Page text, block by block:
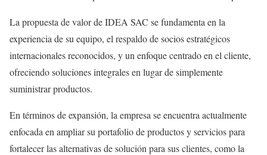
La propuesta de valor de IDEA SAC se fundamenta en la
experiencia de su equipo, el respaldo de socios estratégicos
internacionales reconocidos, y un enfoque centrado en el cliente,
ofreciendo soluciones integrales en lugar de simplemente
suministrar productos.
En términos de expansión, la empresa se encuentra actualmente
enfocada en ampliar su portafolio de productos y servicios para
fortalecer las alternativas de solución para sus clientes, como la